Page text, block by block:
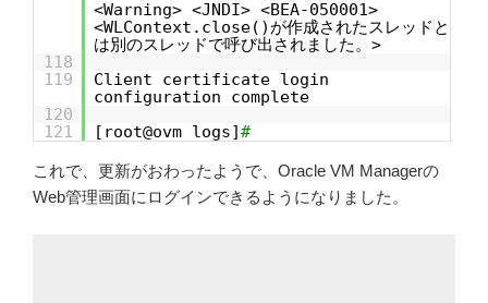
<Warning> <JNDI> <BEA-050001>
<WLContext.close()が作成されたスレッドと
は別のスレッドで呼び出されました。>
118
119
Client certificate login
configuration complete
120
121
[root@ovm logs]#
これで、更新がおわったようで、Oracle VM Managerの
Web管理画面にログインできるようになりました。